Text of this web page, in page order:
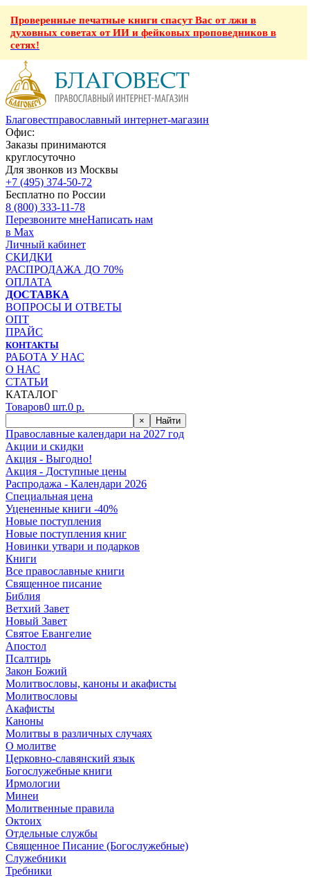
Проверенные печатные книги спасут Вас от лжи в
духовных советах от ИИ и фейковых проповедников в
сетях!
Благовестправославный интернет-магазин
Офис:
Заказы принимаются
круглосуточно
Для звонков из Москвы
+7 (495) 374-50-72
Бесплатно по России
8 (800) 333-11-78
Перезвоните мнеНаписать нам
в Max
Личный кабинет
СКИДКИ
РАСПРОДАЖА ДО 70%
ОПЛАТА
ДОСТАВКА
ВОПРОСЫ И ОТВЕТЫ
ОПТ
ПРАЙС
КОНТАКТЫ
РАБОТА У НАС
О НАС
СТАТЬИ
КАТАЛОГ
Товаров0 шт.0 р.
× Найти
Православные календари на 2027 год
Акции и скидки
Акция - Выгодно!
Акция - Доступные цены
Распродажа - Календари 2026
Специальная цена
Уцененные книги -40%
Новые поступления
Новые поступления книг
Новинки утвари и подарков
Книги
Все православные книги
Священное писание
Библия
Ветхий Завет
Новый Завет
Святое Евангелие
Апостол
Псалтирь
Закон Божий
Молитвословы, каноны и акафисты
Молитвословы
Акафисты
Каноны
Молитвы в различных случаях
О молитве
Церковно-славянский язык
Богослужебные книги
Ирмологии
Минеи
Молитвенные правила
Октоих
Отдельные службы
Священное Писание (Богослужебные)
Служебники
Требники